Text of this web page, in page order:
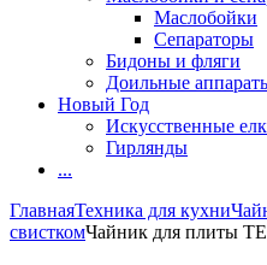
Маслобойки
Сепараторы
Бидоны и фляги
Доильные
Новый Год
Искусственные
Гирлянды
...
ГлавнаяТехника для кухни
свисткомЧайник для плиты